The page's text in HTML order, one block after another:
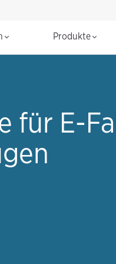
Produkte
für E-